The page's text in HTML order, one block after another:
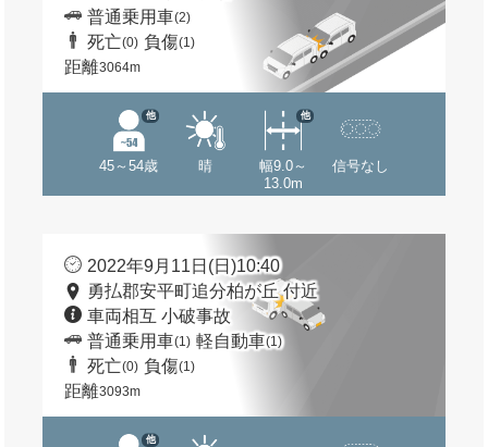
普通乗用車(2)
死亡(0) 負傷(1)
距離3064m
45～54歳
他
晴
幅9.0～
13.0m
他
信号なし
2022年9月11日(日)10:40
勇払郡安平町追分柏が丘 付近
車両相互 小破事故
普通乗用車(1) 軽自動車(1)
死亡(0) 負傷(1)
距離3093m
他